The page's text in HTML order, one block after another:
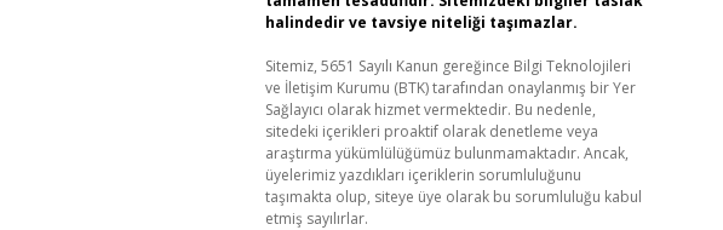
halindedir ve tavsiye niteliği taşımazlar.
Sitemiz, 5651 Sayılı Kanun gereğince Bilgi Teknolojileri
ve İletişim Kurumu (BTK) tarafından onaylanmış bir Yer
Sağlayıcı olarak hizmet vermektedir. Bu nedenle,
sitedeki içerikleri proaktif olarak denetleme veya
araştırma yükümlülüğümüz bulunmamaktadır. Ancak,
üyelerimiz yazdıkları içeriklerin sorumluluğunu
taşımakta olup, siteye üye olarak bu sorumluluğu kabul
etmiş sayılırlar.